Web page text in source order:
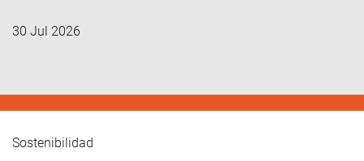
30 Jul 2026
Sostenibilidad